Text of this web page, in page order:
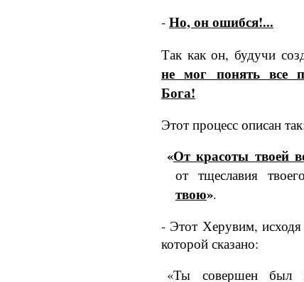
- Но, он ошибся!...
Так как он, будучи
не мог понять все
Бога!
Этот процесс описан
«От красоты твоей
от тщеславия
твою».
- Этот Херувим,
которой сказано:
«Ты совершен был